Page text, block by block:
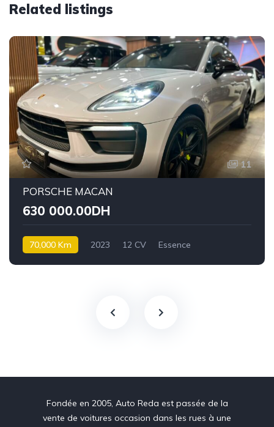
Related listings
11
PORSCHE MACAN
630 000.00DH
70,000 Km 2023 12 CV Essence
Fondée en 2005, Auto Reda est passée de la
vente de voitures occasion dans les rues à une